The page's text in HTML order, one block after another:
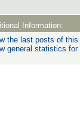
Information:
the last posts of this
general statistics for